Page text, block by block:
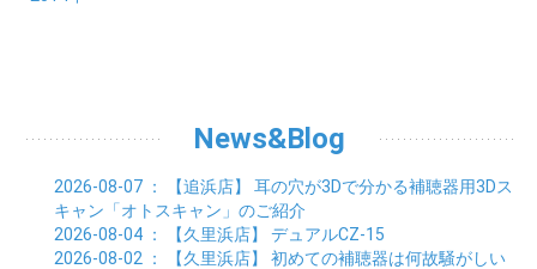
06月 (21)
07月 (22)
08月 (24)
01月 (24)
02月 (20)
01月 (23)
03月 (25)
02月 (30)
01月 (33)
06月 (15)
04月 (9)
03月 (7)
02月 (7)
01月 (9)
News&Blog
2026-08-07 ： 【追浜店】 耳の穴が3Dで分かる補聴器用3Dス
キャン「オトスキャン」のご紹介
2026-08-04 ： 【久里浜店】 デュアルCZ-15
2026-08-02 ： 【久里浜店】 初めての補聴器は何故騒がしい